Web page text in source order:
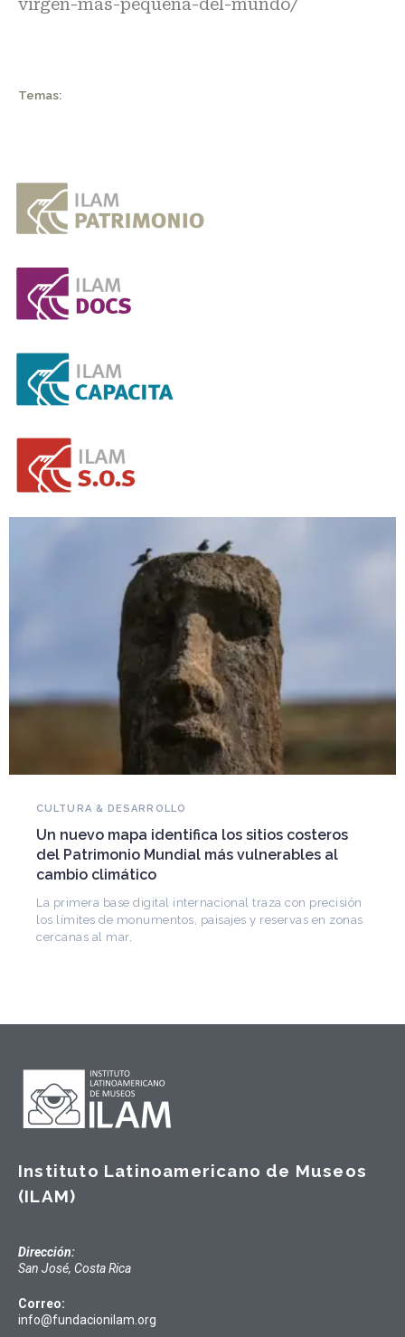
virgen-mas-pequena-del-mundo/
Temas:
Falleció Ramón Gutiérrez, guardián del
patrimonio iberoamericano
Arquitecto, historiador e Investigador Superior del
CONICET, fundó el CEDODAL e impulsó los Seminarios
de Arquitectura Latinoamericana. Publicó más de
Instituto Latinoamericano de Museos
(ILAM)
Dirección:
San José, Costa Rica
Correo:
info@fundacionilam.org